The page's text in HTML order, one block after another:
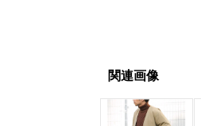
関連画像